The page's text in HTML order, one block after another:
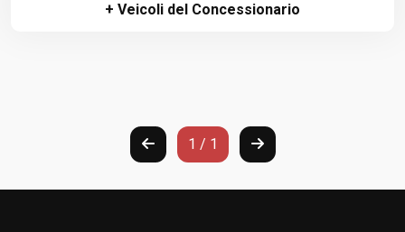
+ Veicoli del Concessionario
1 / 1